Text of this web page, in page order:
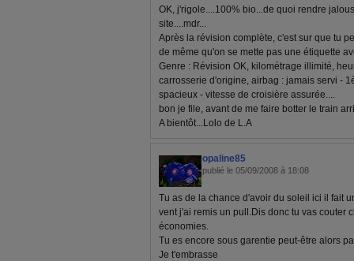
OK, j'rigole....100% bio...de quoi rendre
site....mdr...
Après la révision complète, c'est sur que tu
de même qu'on se mette pas une étiquette
Genre : Révision OK, kilométrage illimité,
carrosserie d'origine, airbag : jamais servi -
spacieux - vitesse de croisière assurée....
bon je file, avant de me faire botter le train
A bientôt...Lolo de L.A
opaline85
publié le 05/09/2008 à 18:08
Tu as de la chance d'avoir du soleil ici il fait
vent j'ai remis un pull.Dis donc tu vas couter
économies.
Tu es encore sous garentie peut-être alors
Je t'embrasse